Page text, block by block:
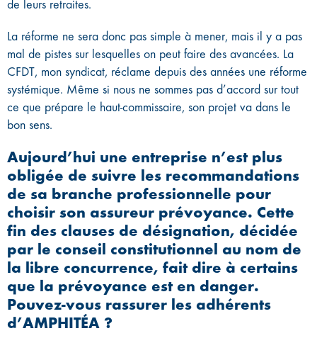
de leurs retraites.
La réforme ne sera donc pas simple à mener, mais il y a pas
mal de pistes sur lesquelles on peut faire des avancées. La
CFDT, mon syndicat, réclame depuis des années une réforme
systémique. Même si nous ne sommes pas d’accord sur tout
ce que prépare le haut-commissaire, son projet va dans le
bon sens.
Aujourd’hui une entreprise n’est plus
obligée de suivre les recommandations
de sa branche professionnelle pour
choisir son assureur prévoyance. Cette
fin des clauses de désignation, décidée
par le conseil constitutionnel au nom de
la libre concurrence, fait dire à certains
que la prévoyance est en danger.
Pouvez-vous rassurer les adhérents
d’AMPHITÉA ?